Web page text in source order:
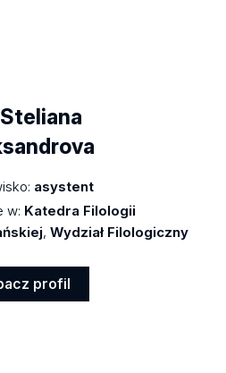
Steliana
asystent
w: Katedra Filologii
, Wydział Filologiczny
profil